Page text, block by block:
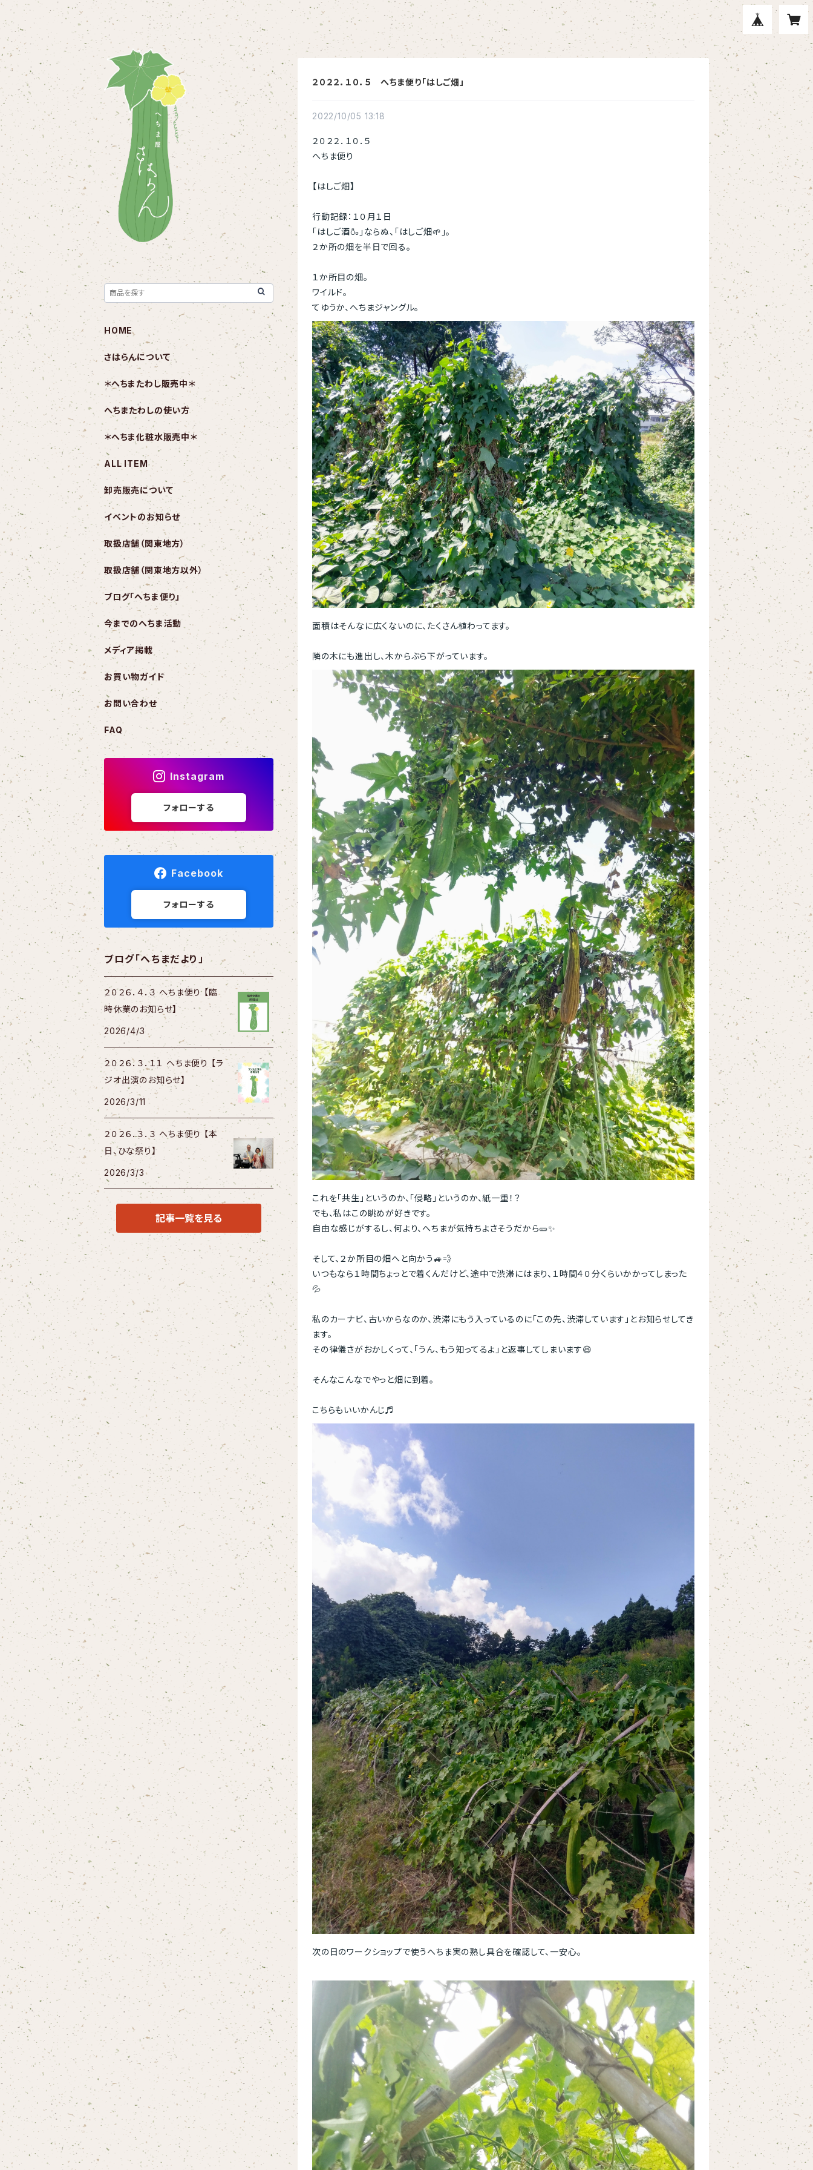
２０２２．１０．５ へちま便り「はしご畑」
2022/10/05 13:18
２０２２．１０．５
へちま便り
【はしご畑】
行動記録：１０月１日
「はしご酒🍶」ならぬ、「はしご畑🌱」。
２か所の畑を半日で回る。
１か所目の畑。
ワイルド。
てゆうか、へちまジャングル。
面積はそんなに広くないのに、たくさん植わってます。
隣の木にも進出し、木からぶら下がっています。
これを「共生」というのか、「侵略」というのか、紙一重！？
でも、私はこの眺めが好きです。
自由な感じがするし、何より、へちまが気持ちよさそうだから🥒✨
そして、２か所目の畑へと向かう🚙💨
いつもなら１時間ちょっとで着くんだけど、途中で渋滞にはまり、１時間４０分くらいかかってしまった
💦
私のカーナビ、古いからなのか、渋滞にもう入っているのに「この先、渋滞しています」とお知らせしてき
ます。
その律儀さがおかしくって、「うん、もう知ってるよ」と返事してしまいます😆
そんなこんなでやっと畑に到着。
こちらもいいかんじ♬
次の日のワークショップで使うへちま実の熟し具合を確認して、一安心。
HOME
さはらんについて
＊へちまたわし販売中＊
へちまたわしの使い方
＊へちま化粧水販売中＊
ALL ITEM
卸売販売について
イベントのお知らせ
取扱店舗（関東地方）
取扱店舗（関東地方以外）
ブログ「へちま便り」
今までのへちま活動
メディア掲載
お買い物ガイド
お問い合わせ
FAQ
Instagram
フォローする
Facebook
フォローする
ブログ「へちまだより」
２０２６．４．３ へちま便り 【臨
時休業のお知らせ】
2026/4/3
２０２６．３．１１ へちま便り 【ラ
ジオ出演のお知らせ】
2026/3/11
２０２６．３．３ へちま便り 【本
日、ひな祭り】
2026/3/3
記事一覧を見る